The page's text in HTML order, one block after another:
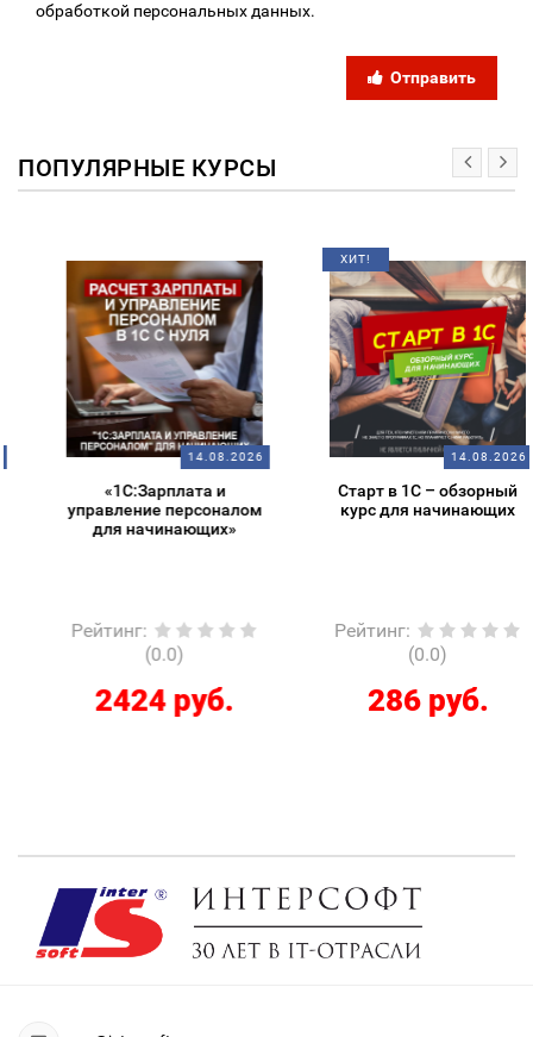
обработкой персональных данных.
Отправить
ПОПУЛЯРНЫЕ КУРСЫ
14.08.2026
«1С:Зарплата и
управление персоналом
для начинающих»
Рейтинг:
(0.0)
2424 руб.
ХИТ!
14.08.2026
Старт в 1С – обзорный
курс для начинающих
Рейтинг:
(0.0)
286 руб.